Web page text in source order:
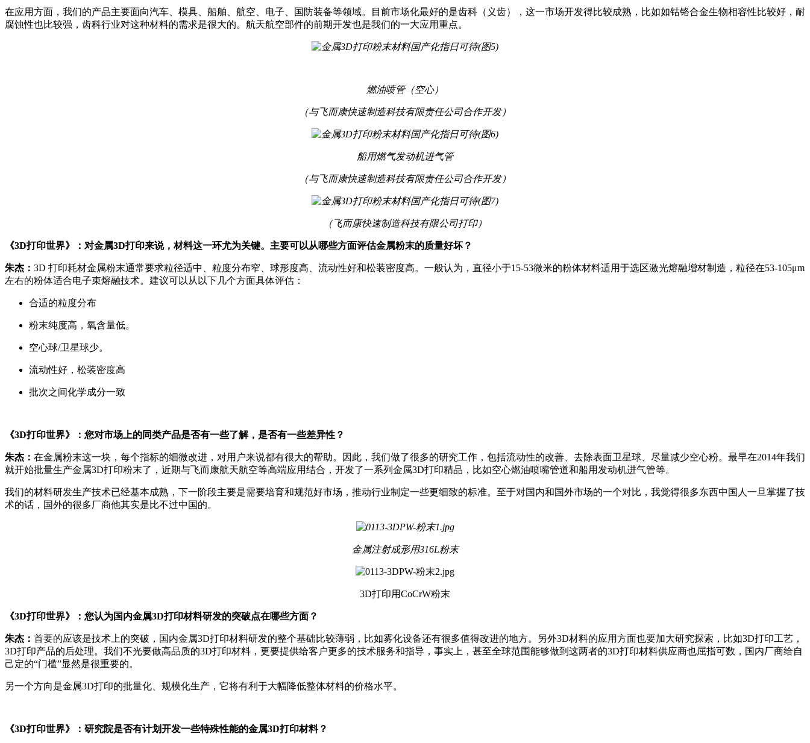
在应用方面，我们的产品主要面向汽车、模具、船舶、航空、电子、国防装备等领域。目前市场化最好的是齿科（义齿），这一市场开发得比较成熟，比如如钴铬合金生物相容性比较好，耐
腐蚀性也比较强，齿科行业对这种材料的需求是很大的。航天航空部件的前期开发也是我们的一大应用重点。
燃油喷管（空心）
（与飞而康快速制造科技有限责任公司合作开发）
船用燃气发动机进气管
（与飞而康快速制造科技有限责任公司合作开发）
（飞而康快速制造科技有限公司打印）
《3D打印世界》：对金属3D打印来说，材料这一环尤为关键。主要可以从哪些方面评估金属粉末的质量好坏？
朱杰： 3D 打印耗材金属粉末通常要求粒径适中、粒度分布窄、球形度高、流动性好和松装密度高。一般认为，直径小于15-53微米的粉体材料适用于选区激光熔融增材制造，粒径在53-105μm
左右的粉体适合电子束熔融技术。建议可以从以下几个方面具体评估：
合适的粒度分布
粉末纯度高，氧含量低。
空心球/卫星球少。
流动性好，松装密度高
批次之间化学成分一致
《3D打印世界》：您对市场上的同类产品是否有一些了解，是否有一些差异性？
朱杰： 在金属粉末这一块，每个指标的细微改进，对用户来说都有很大的帮助。因此，我们做了很多的研究工作，包括流动性的改善、去除表面卫星球、尽量减少空心粉。最早在2014年我们
就开始批量生产金属3D打印粉末了，近期与飞而康航天航空等高端应用结合，开发了一系列金属3D打印精品，比如空心燃油喷嘴管道和船用发动机进气管等。
我们的材料研发生产技术已经基本成熟，下一阶段主要是需要培育和规范好市场，推动行业制定一些更细致的标准。至于对国内和国外市场的一个对比，我觉得很多东西中国人一旦掌握了技
术的话，国外的很多厂商他其实是比不过中国的。
金属注射成形用316L粉末
3D打印用CoCrW粉末
《3D打印世界》：您认为国内金属3D打印材料研发的突破点在哪些方面？
朱杰： 首要的应该是技术上的突破，国内金属3D打印材料研发的整个基础比较薄弱，比如雾化设备还有很多值得改进的地方。另外3D材料的应用方面也要加大研究探索，比如3D打印工艺，
3D打印产品的后处理。我们不光要做高品质的3D打印材料，更要提供给客户更多的技术服务和指导，事实上，甚至全球范围能够做到这两者的3D打印材料供应商也屈指可数，国内厂商给自
己定的“门槛”显然是很重要的。
另一个方向是金属3D打印的批量化、规模化生产，它将有利于大幅降低整体材料的价格水平。
《3D打印世界》：研究院是否有计划开发一些特殊性能的金属3D打印材料？